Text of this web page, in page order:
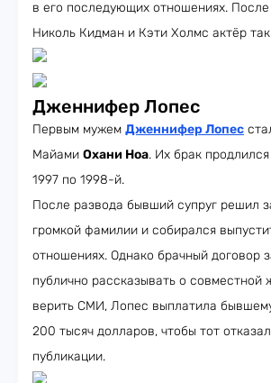
в его последующих отношениях.
Николь Кидман и Кэти Холмс актёр
Дженнифер Лопес
Первым мужем Дженнифер Лопес
Майами Охани Ноа. Их брак
1997 по 1998-й.
После развода бывший супруг решил
громкой фамилии и собирался
отношениях. Однако брачный договор
публично рассказывать о совместной
верить СМИ, Лопес выплатила
200 тысяч долларов, чтобы тот
публикации.